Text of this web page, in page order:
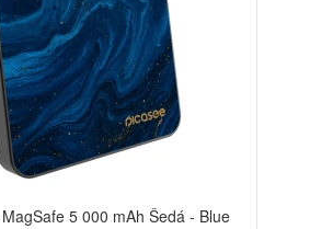
5 000 mAh Šedá - Blue